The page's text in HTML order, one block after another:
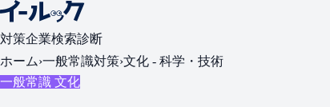
対策企業検索診断
ホーム›一般常識対策›文化 - 科学・技術
一般常識 文化